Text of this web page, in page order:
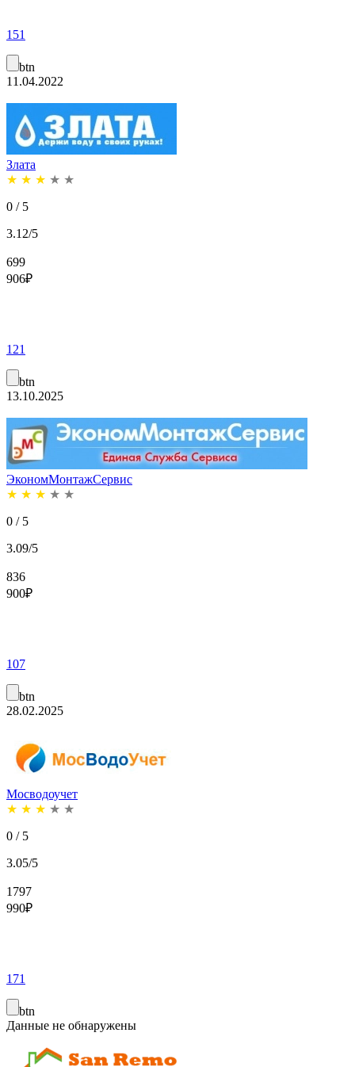
151
btn
11.04.2022
Злата
★ ★ ★ ★ ★
0 / 5
3.12/5
699
906₽
121
btn
13.10.2025
ЭкономМонтажСервис
★ ★ ★ ★ ★
0 / 5
3.09/5
836
900₽
107
btn
28.02.2025
Мосводоучет
★ ★ ★ ★ ★
0 / 5
3.05/5
1797
990₽
171
btn
Данные не обнаружены